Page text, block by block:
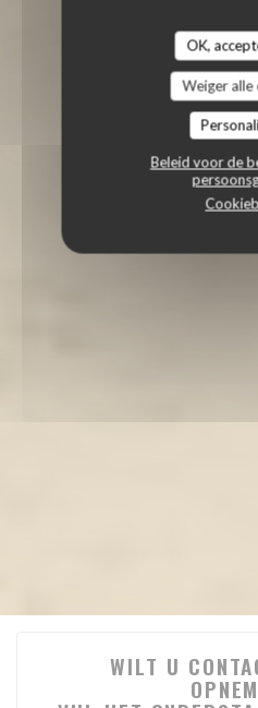
OK,
Weiger alle
Beleid voor de
WILT U